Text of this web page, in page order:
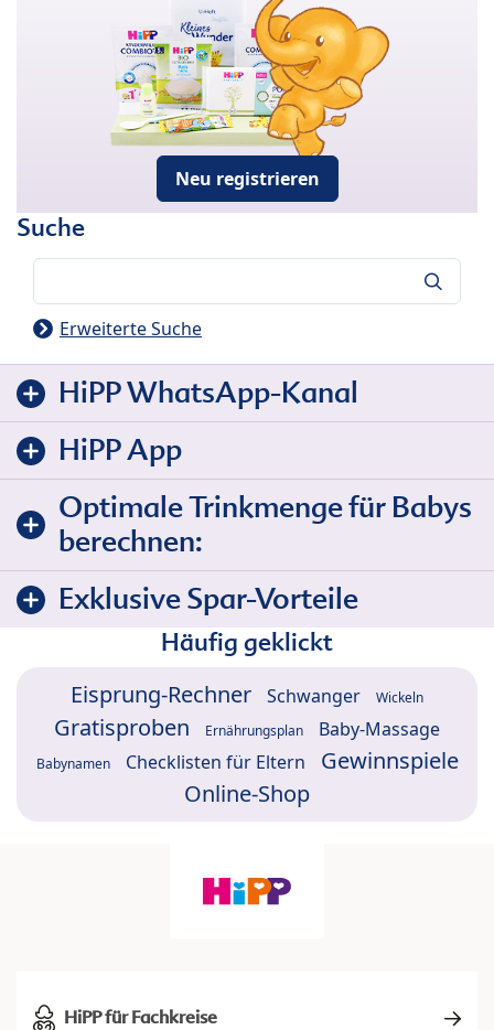
Neu registrieren
Suche
Erweiterte Suche
HiPP WhatsApp-Kanal
HiPP App
Optimale Trinkmenge für Babys
berechnen:
Exklusive Spar-Vorteile
Häufig geklickt
Eisprung-Rechner Schwanger Wickeln
Gratisproben Ernährungsplan Baby-Massage
Babynamen Checklisten für Eltern
Gewinnspiele
Online-Shop
HiPP für Fachkreise